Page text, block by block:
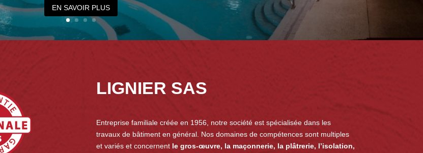
EN SAVOIR PLUS
LIGNIER SAS
Entreprise familiale créée en 1956, notre société est spécialisée dans les
travaux de bâtiment en général. Nos domaines de compétences sont multiples
et variés et concernent le gros-œuvre, la maçonnerie, la plâtrerie, l’isolation,